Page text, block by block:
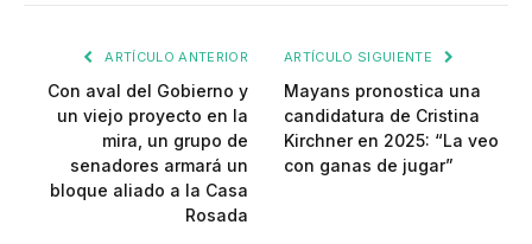
ARTÍCULO ANTERIOR
Con aval del Gobierno y
un viejo proyecto en la
mira, un grupo de
senadores armará un
bloque aliado a la Casa
Rosada
ARTÍCULO SIGUIENTE
Mayans pronostica una
candidatura de Cristina
Kirchner en 2025: “La veo
con ganas de jugar”